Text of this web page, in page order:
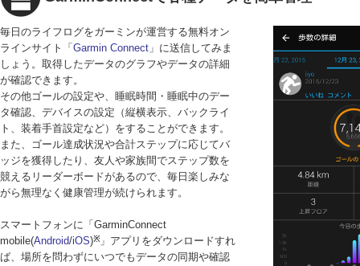
毎日のライフログをガーミンが運営する無料オン
ラインサイト「 Garmin Connect 」に送信してみま
しょう。取得したデータのグラフやデータの詳細
が確認できます。
その他ゴールの設定や、睡眠時間・睡眠中のデー
タ確認、デバイスの設定（縦横表示、バックライ
ト、装着手首設定など）をすることができます。
また、ゴール達成状況や合計ステップに応じてバ
ッジを獲得したり、友人や家族間でステップ数を
競えるリーダーボードがあるので、毎日楽しみな
がら無理なく健康管理が続けられます。
スマートフォンに「GarminConnect
mobile(Android/iOS)※」アプリをダウンロードすれ
ば、場所を問わずにいつでもデータの同期や確認